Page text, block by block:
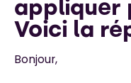
appliquer
Voici la
Bonjour,